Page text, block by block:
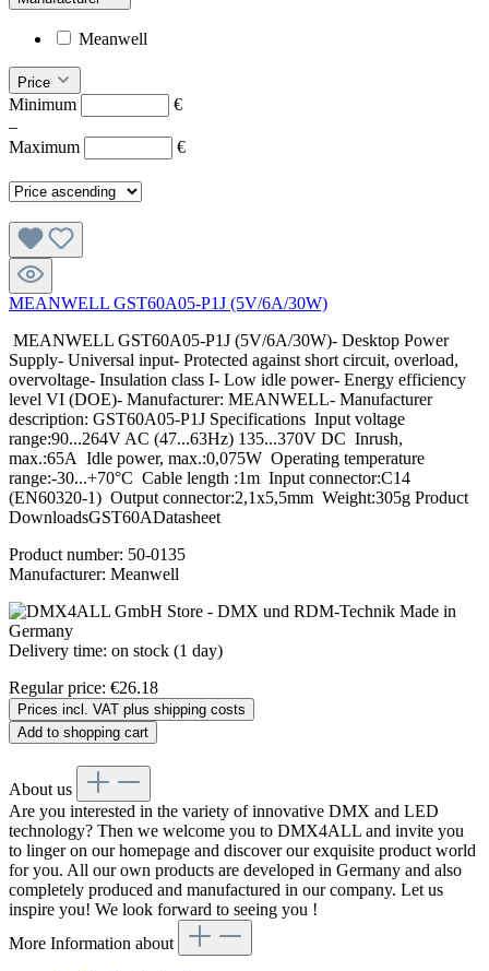
Meanwell
Price
Minimum
€
–
Maximum
€
MEANWELL GST60A05-P1J (5V/6A/30W)
MEANWELL GST60A05-P1J (5V/6A/30W)- Desktop Power
Supply- Universal input- Protected against short circuit, overload,
overvoltage- Insulation class I- Low idle power- Energy efficiency
level VI (DOE)- Manufacturer: MEANWELL- Manufacturer
description: GST60A05-P1J Specifications Input voltage
range:90...264V AC (47...63Hz) 135...370V DC Inrush,
max.:65A Idle power, max.:0,075W Operating temperature
range:-30...+70°C Cable length :1m Input connector:C14
(EN60320-1) Output connector:2,1x5,5mm Weight:305g Product
DownloadsGST60ADatasheet
Product number: 50-0135
Manufacturer: Meanwell
Delivery time: on stock (1 day)
Regular price: €26.18
Prices incl. VAT plus shipping costs
Add to shopping cart
About us
Are you interested in the variety of innovative DMX and LED
technology? Then we welcome you to DMX4ALL and invite you
to linger on our homepage and discover our exquisite product world
for you. All our own products are developed in Germany and also
completely produced and manufactured in our company. Let us
inspire you! We look forward to seeing you !
More Information about